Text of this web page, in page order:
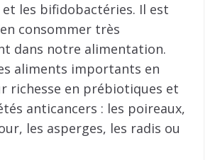
les bifidobactéries. Il est
consommer très
dans notre alimentation.
aliments importants en
richesse en prébiotiques et
anticancers : les poireaux,
les asperges, les radis ou